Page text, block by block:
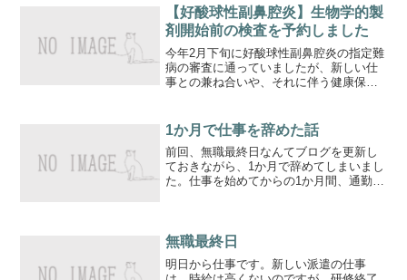
ュピクセントとテゼスパイアのどちらか
を使用するとのことでした...
【好酸球性副鼻腔炎】生物学的製
剤開始前の検査を予約しました
今年2月下旬に好酸球性副鼻腔炎の指定難
病の審査に通っていましたが、新しい仕
事との兼ね合いや、それに伴う健康保険
き、いよいよ生物学的製剤の治療を開始
できると思っていました...
1か月で仕事を辞めた話
前回、無職最終日なんてブログを更新し
ておきながら、1か月で辞めてしまいまし
た。仕事を始めてからの1か月間、通勤と
でした。入社前に聞い...
無職最終日
明日から仕事です。新しい派遣の仕事